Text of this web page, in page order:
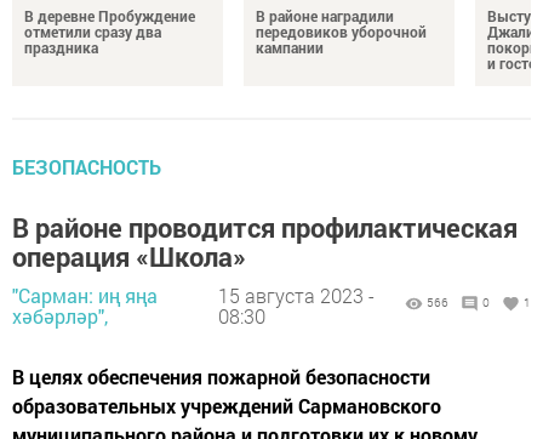
В деревне Пробуждение
отметили сразу два
праздника
В районе наградили
передовиков уборочной
кампании
и
БЕЗОПАСНОСТЬ
В районе проводится профилактическая
операция «Школа»
"Сарман: иң яңа
хәбәрләр",
15 августа 2023 -
08:30
566 0 1
В целях обеспечения пожарной безопасности
образовательных учреждений Сармановского